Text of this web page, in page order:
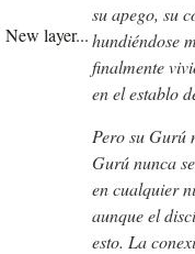
su apego, su
hundiéndose
finalmente
en el establo
Pero su Gurú
Gurú nunca
en cualquier
aunque el
esto. La
New layer...